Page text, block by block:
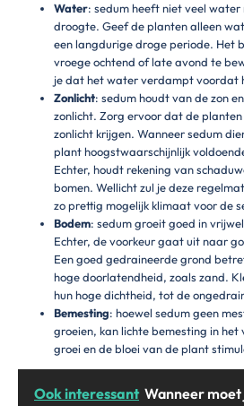
Water: sedum heeft niet veel
droogte. Geef de planten alleen
een langdurige droge periode. Het
vroege ochtend of late avond te
je dat het water verdampt voordat
Zonlicht: sedum houdt van de zon
zonlicht. Zorg ervoor dat de
zonlicht krijgen. Wanneer sedum
plant hoogstwaarschijnlijk
Echter, houdt rekening van
bomen. Wellicht zul je deze
zo prettig mogelijk klimaat voor de
Bodem: sedum groeit goed in
Echter, de voorkeur gaat uit naar
Een goed gedraineerde grond
hoge doorlatendheid, zoals zand.
hun hoge dichtheid, tot de
Bemesting: hoewel sedum geen
groeien, kan lichte bemesting in het
groei en de bloei van de plant
Ook interessant Wanneer moet